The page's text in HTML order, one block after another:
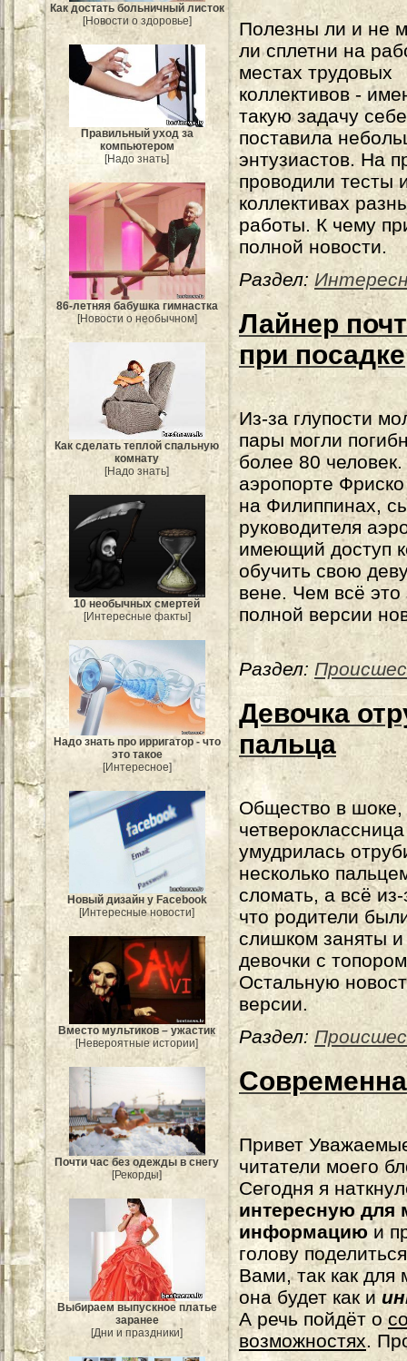
Как достать больничный листок
[Новости о здоровье]
Правильный уход за
компьютером
[Надо знать]
86-летняя бабушка гимнастка
[Новости о необычном]
Как сделать теплой спальную
комнату
[Надо знать]
10 необычных смертей
[Интересные факты]
Надо знать про ирригатор - что
это такое
[Интересное]
Новый дизайн у Facebook
[Интересные новости]
Вместо мультиков – ужастик
[Невероятные истории]
Почти час без одежды в снегу
[Рекорды]
Выбираем выпускное платье
заранее
[Дни и праздники]
Полезны ли и не
ли сплетни на
местах трудовых
коллективов -
такую задачу себе
поставила
энтузиастов. На
проводили тесты
коллективах
работы. К чему
полной новости.
Раздел:
Лайнер
при посадке
Из-за глупости
пары могли
более 80
аэропорте
на Филиппинах,
руководителя
имеющий доступ
обучить свою
вене. Чем всё это
полной версии
Раздел:
Девочка
пальца
Общество в шоке,
четвероклассница
умудрилась
несколько
сломать, а всё из-
что родители
слишком заняты
девочки с
Остальную
версии.
Раздел:
Привет
читатели моего
Сегодня я
интересную для
информациюи
голову
Вами, так как для
она будет как и
А речь пойдёт о
возможностях.